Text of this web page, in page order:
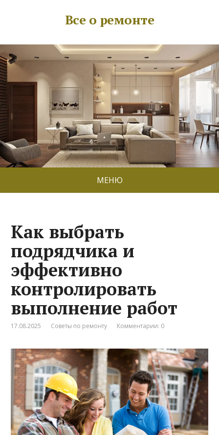
Все о ремонте
МЕНЮ
Как выбрать
подрядчика и
эффективно
контролировать
выполнение работ
17.08.2025 Советы по ремонту Комментарии: 0